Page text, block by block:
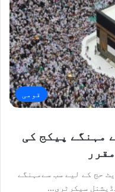
قومی
مہنگے پیکج کی
2023 کے پرائیویٹ حج کے لیے سب سےمہنگے
سیکرٹری…